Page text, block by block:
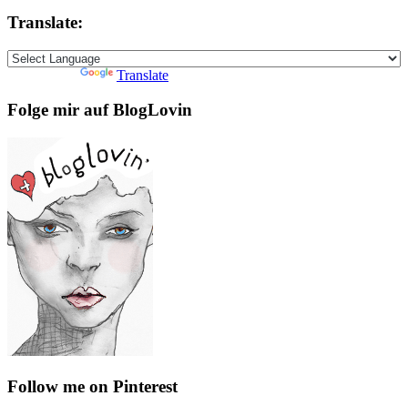
Translate:
Translate
Folge mir auf BlogLovin
Follow me on Pinterest